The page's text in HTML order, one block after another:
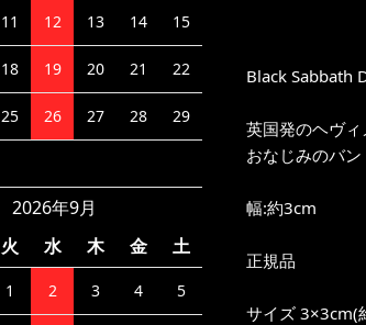
11 12 13 14 15
18 19 20 21 22
25 26 27 28 29
2026年9月
火 水 木 金 土
1 2 3 4 5
Black Sabbath
英国発のヘヴィ
おなじみのバ
幅:約3cm
正規品
サイズ 3×3cm(